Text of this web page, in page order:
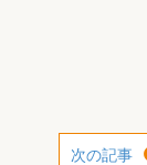
次の記事